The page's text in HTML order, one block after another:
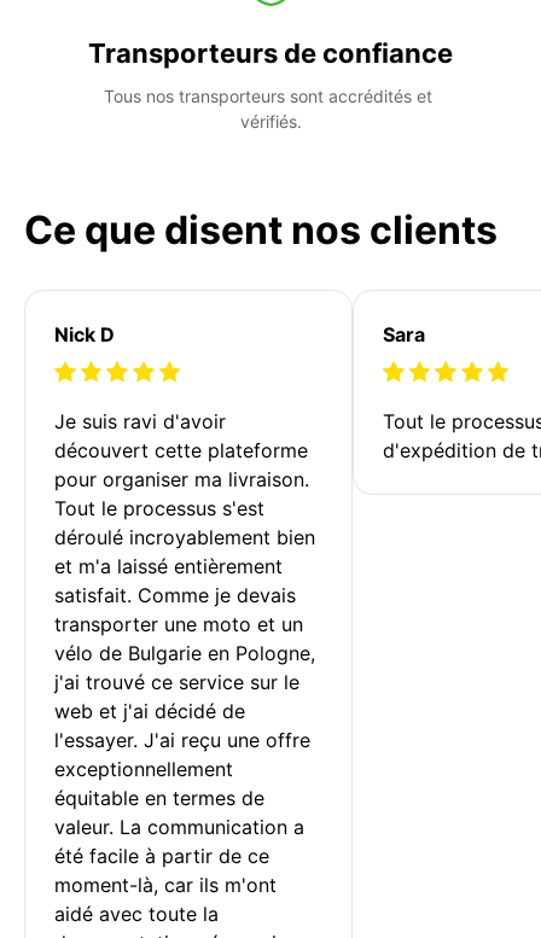
Transporteurs de confiance
Tous nos transporteurs sont accrédités et
vérifiés.
Ce que disent nos clients
Nick D
Je suis ravi d'avoir
découvert cette plateforme
pour organiser ma livraison.
Tout le processus s'est
déroulé incroyablement bien
et m'a laissé entièrement
satisfait. Comme je devais
transporter une moto et un
vélo de Bulgarie en Pologne,
j'ai trouvé ce service sur le
web et j'ai décidé de
l'essayer. J'ai reçu une offre
exceptionnellement
équitable en termes de
valeur. La communication a
été facile à partir de ce
moment-là, car ils m'ont
aidé avec toute la
Sara
Tout le
d'expédition de